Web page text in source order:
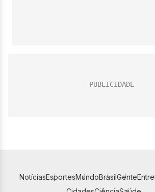
NotíciasEsportesMundoBrasilGente